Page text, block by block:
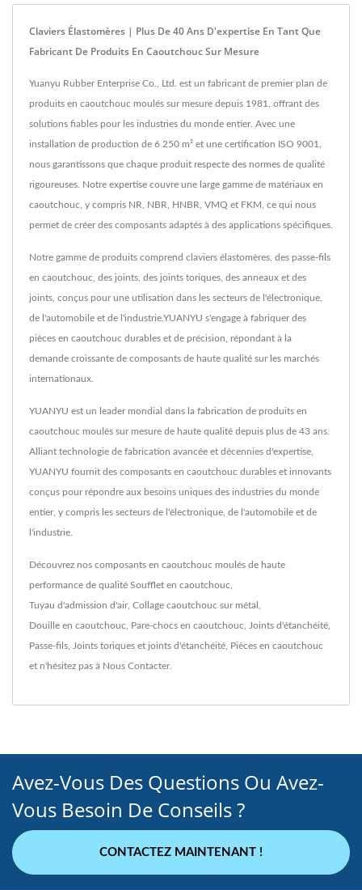
Claviers Élastomères | Plus De 40 Ans D'expertise En Tant Que
Fabricant De Produits En Caoutchouc Sur Mesure
Yuanyu Rubber Enterprise Co., Ltd. est un fabricant de premier plan de
produits en caoutchouc moulés sur mesure depuis 1981, offrant des
solutions fiables pour les industries du monde entier. Avec une
installation de production de 6 250 m² et une certification ISO 9001,
nous garantissons que chaque produit respecte des normes de qualité
rigoureuses. Notre expertise couvre une large gamme de matériaux en
caoutchouc, y compris NR, NBR, HNBR, VMQ et FKM, ce qui nous
permet de créer des composants adaptés à des applications spécifiques.
Notre gamme de produits comprend claviers élastomères, des passe-fils
en caoutchouc, des joints, des joints toriques, des anneaux et des
joints, conçus pour une utilisation dans les secteurs de l'électronique,
de l'automobile et de l'industrie.YUANYU s'engage à fabriquer des
pièces en caoutchouc durables et de précision, répondant à la
demande croissante de composants de haute qualité sur les marchés
internationaux.
YUANYU est un leader mondial dans la fabrication de produits en
caoutchouc moulés sur mesure de haute qualité depuis plus de 43 ans.
Alliant technologie de fabrication avancée et décennies d'expertise,
YUANYU fournit des composants en caoutchouc durables et innovants
conçus pour répondre aux besoins uniques des industries du monde
entier, y compris les secteurs de l'électronique, de l'automobile et de
l'industrie.
Découvrez nos composants en caoutchouc moulés de haute
performance de qualité Soufflet en caoutchouc
Tuyau d'admission d'air, Collage caoutchouc sur métal
Douille en caoutchouc Pare-chocs en caoutchouc Joints d'étanchéité
Passe-fils Joints toriques et joints d'étanchéité Pièces en caoutchouc
et n'hésitez pas à Nous Contacter.
Avez-Vous Des Questions Ou Avez-
Vous Besoin De Conseils ?
CONTACTEZ MAINTENANT !